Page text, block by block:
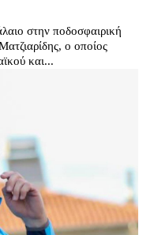
στην ποδοσφαιρική
ο οποίος
και...